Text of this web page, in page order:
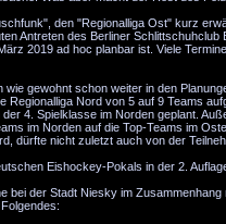
den "Regionalliga Ost" kurz
Antreten des Berliner
2019 ad hoc planbar ist. Viele
wie gewohnt schon weiter in den
Regionalliga Nord von 5 auf 9 Teams
4. Spielklasse im Norden geplant.
im Norden auf die Top-Teams im
dürfte nicht zuletzt auch von der
Eishockey-Pokals in der 2.
bei der Stadt Niesky im